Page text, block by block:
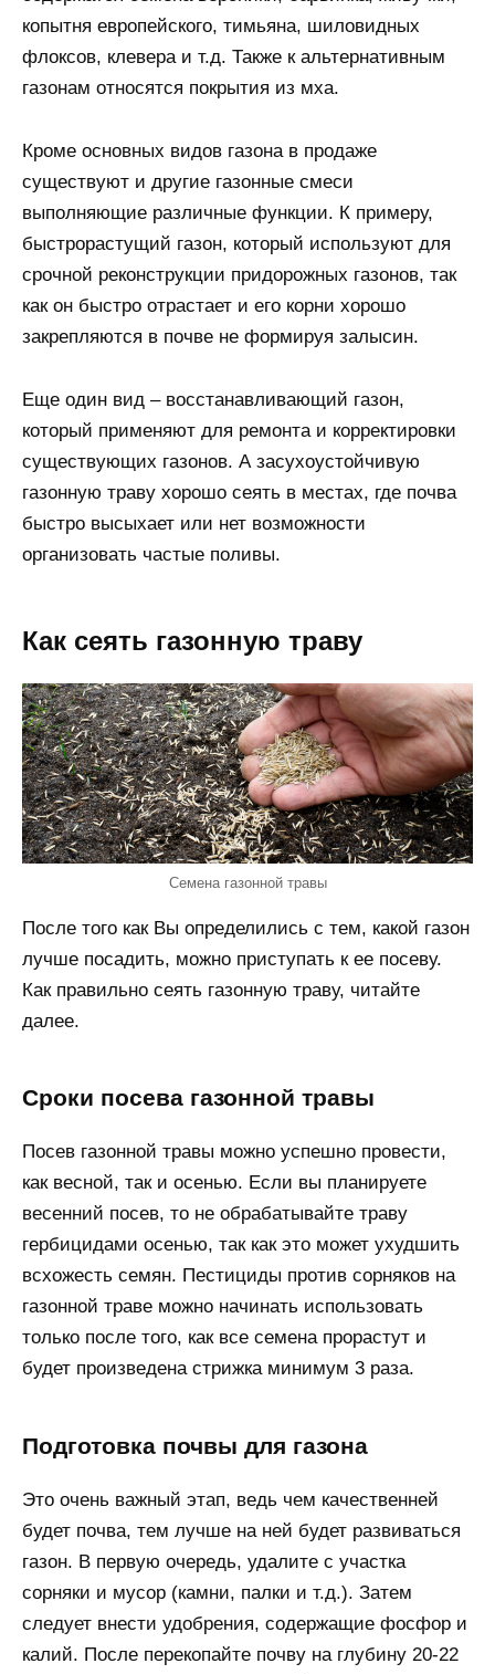
копытня европейского, тимьяна, шиловидных
флоксов, клевера и т.д. Также к альтернативным
газонам относятся покрытия из мха.
Кроме основных видов газона в продаже
существуют и другие газонные смеси
выполняющие различные функции. К примеру,
быстрорастущий газон, который используют для
срочной реконструкции придорожных газонов, так
как он быстро отрастает и его корни хорошо
закрепляются в почве не формируя залысин.
Еще один вид – восстанавливающий газон,
который применяют для ремонта и корректировки
существующих газонов. А засухоустойчивую
газонную траву хорошо сеять в местах, где почва
быстро высыхает или нет возможности
организовать частые поливы.
Как сеять газонную траву
Семена газонной травы
После того как Вы определились с тем, какой газон
лучше посадить, можно приступать к ее посеву.
Как правильно сеять газонную траву, читайте
далее.
Сроки посева газонной травы
Посев газонной травы можно успешно провести,
как весной, так и осенью. Если вы планируете
весенний посев, то не обрабатывайте траву
гербицидами осенью, так как это может ухудшить
всхожесть семян. Пестициды против сорняков на
газонной траве можно начинать использовать
только после того, как все семена прорастут и
будет произведена стрижка минимум 3 раза.
Подготовка почвы для газона
Это очень важный этап, ведь чем качественней
будет почва, тем лучше на ней будет развиваться
газон. В первую очередь, удалите с участка
сорняки и мусор (камни, палки и т.д.). Затем
следует внести удобрения, содержащие фосфор и
калий. После перекопайте почву на глубину 20-22